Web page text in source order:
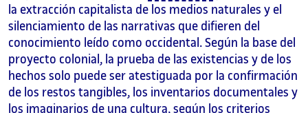
la extracción capitalista de los medios naturales y el
silenciamiento de las narrativas que difieren del
conocimiento leído como occidental. Según la base del
proyecto colonial, la prueba de las existencias y de los
hechos solo puede ser atestiguada por la confirmación
de los restos tangibles, los inventarios documentales y
los imaginarios de una cultura, según los criterios